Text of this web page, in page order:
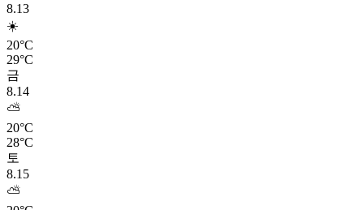
8.13
☀️
20°C
29°C
금
8.14
⛅
20°C
28°C
토
8.15
⛅